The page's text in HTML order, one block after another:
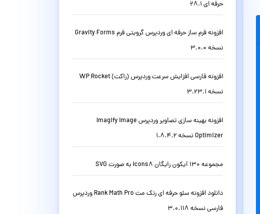
حرفه ای 28.1
افزونه فرم ساز حرفه ای وردپرس گرویتی فرم Gravity Forms
نسخه 3.0.0
افزونه فارسی افزایش سرعت وردپرس (راکت) WP Rocket
نسخه 3.23.1
افزونه بهینه سازی تصاویر وردپرس Imagify Image
Optimizer نسخه 1.8.4.2
مجموعه 130 آیکون رایگان Icons8 به صورت SVG
دانلود افزونه سئو حرفه ای رنک مث Rank Math Pro وردپرس
فارسی نسخه 3.0.118